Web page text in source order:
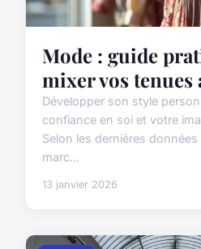
Mode : guide
mixer vos tenues
Développer son style
confiance en soi et votre
Selon les dernières
marc...
13 janvier 2026